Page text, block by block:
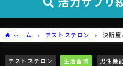
ホーム テストステロン
決断
できる脳スイッチ習慣
テストステロン 生活習慣 男性機